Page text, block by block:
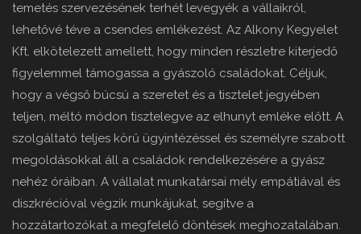
temetés szervezésének terhét levegyék a vállaikról,
lehetővé téve a csendes emlékezést. Az Alkony Kegyelet
Kft. elkötelezett amellett, hogy minden részletre kiterjedő
figyelemmel támogassa a gyászoló családokat. Céljuk,
hogy a végső búcsú a szeretet és a tisztelet jegyében
teljen, méltó módon tisztelegve az elhunyt emléke előtt. A
szolgáltató teljes körű ügyintézéssel és személyre szabott
megoldásokkal áll a családok rendelkezésére a gyász
nehéz óráiban. A vállalat munkatársai mély empátiával és
diszkrécióval végzik munkájukat, segítve a
hozzátartozókat a megfelelő döntések meghozatalában.